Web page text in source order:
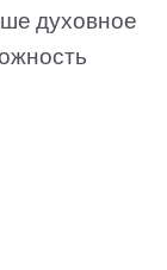
духовное